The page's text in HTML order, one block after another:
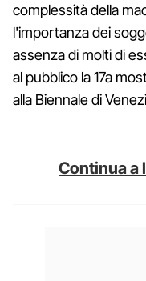
complessità della
l'importanza dei
assenza di molti di
al pubblico la 17a
alla Biennale di
Continua a